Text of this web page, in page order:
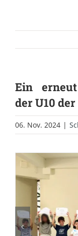
Ein
der U10 der
06. Nov. 2024 |